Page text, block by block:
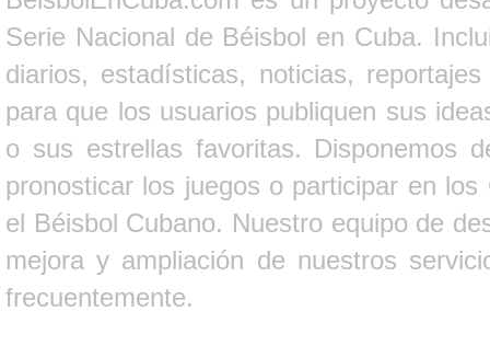
Serie Nacional de Béisbol en Cuba.
diarios, estadísticas, noticias,
para que los usuarios publiquen sus
o sus estrellas favoritas. Disponemos
pronosticar los juegos o participar en
el Béisbol Cubano. Nuestro equipo de
mejora y ampliación de nuestros
frecuentemente.